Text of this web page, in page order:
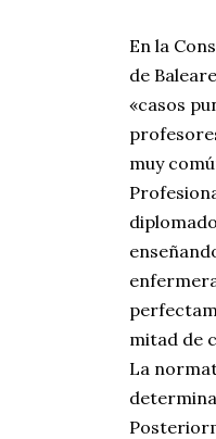
En la
de
«casos
muy
mitad de
La